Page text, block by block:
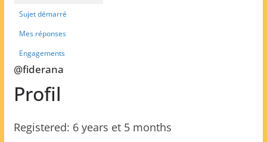
Sujet démarré
Mes réponses
Engagements
@fiderana
Profil
Registered: 6 years et 5 months